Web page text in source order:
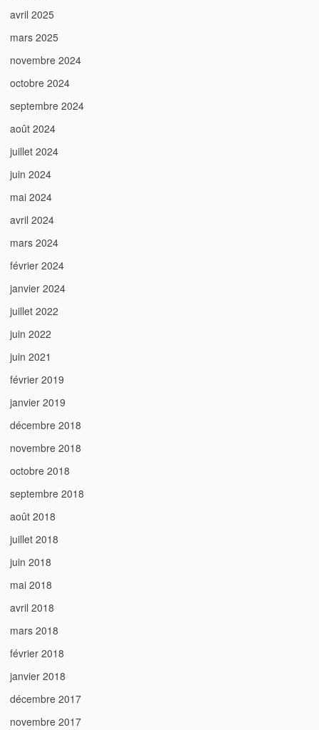
avril 2025
mars 2025
novembre 2024
octobre 2024
septembre 2024
août 2024
juillet 2024
juin 2024
mai 2024
avril 2024
mars 2024
février 2024
janvier 2024
juillet 2022
juin 2022
juin 2021
février 2019
janvier 2019
décembre 2018
novembre 2018
octobre 2018
septembre 2018
août 2018
juillet 2018
juin 2018
mai 2018
avril 2018
mars 2018
février 2018
janvier 2018
décembre 2017
novembre 2017